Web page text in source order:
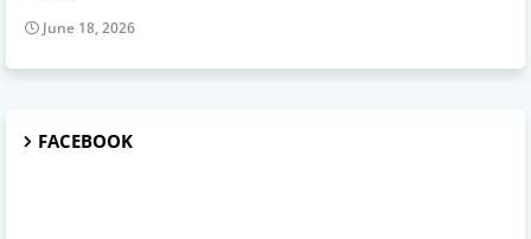
June 18, 2026
FACEBOOK